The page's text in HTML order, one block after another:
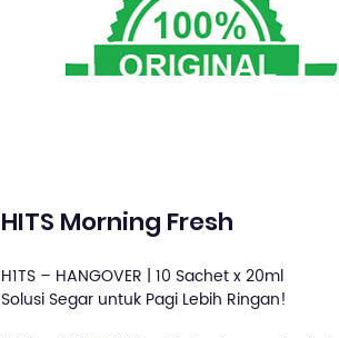
HITS Morning Fresh
H1TS – HANGOVER | 10 Sachet x 20ml
Solusi Segar untuk Pagi Lebih Ringan!